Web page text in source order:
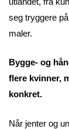
seg tryggere
maler.
Bygge- og
flere kvinner,
konkret.
Når jenter og